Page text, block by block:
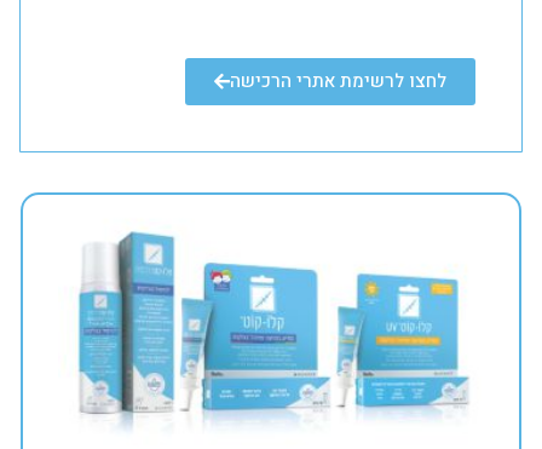
לחצו לרשימת אתרי הרכישה